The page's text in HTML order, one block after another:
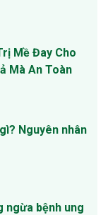
Mề Đay Cho
Mà An Toàn
Nguyên nhân
ngừa bệnh ung